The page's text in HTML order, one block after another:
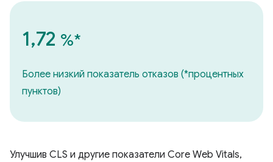
1,72 %*
Более низкий показатель отказов (*процентных
пунктов)
Улучшив CLS и другие показатели Core Web Vitals,